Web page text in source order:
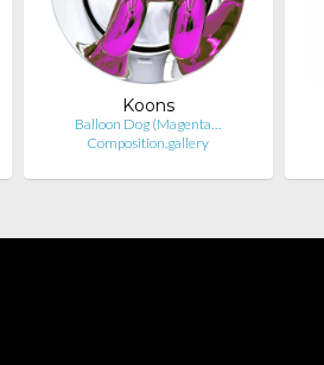
Koons
Balloon Dog (Magenta…
Composition.gallery